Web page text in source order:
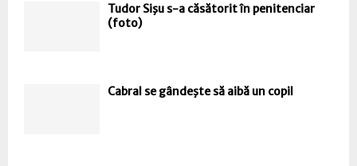
Tudor Sişu s-a căsătorit în penitenciar
(foto)
Cabral se gândeşte să aibă un copil